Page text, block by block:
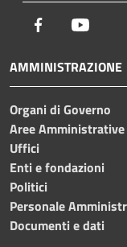
Facebook
AMMINISTRAZIONE
Organi di Governo
Aree Amministrative
Uffici
Enti e fondazioni
Politici
Personale
Documenti e dati